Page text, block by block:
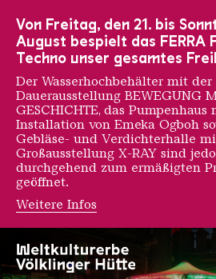
Von Freitag, den 21. bis
August bespielt das FERRA
Techno unser gesamtes
Der Wasserhochbehälter mit der
Dauerausstellung BEWEGUNG
GESCHICHTE, das
Installation von Emeka Ogboh
Gebläse- und Verdichterhalle
Großausstellung X-RAY sind
durchgehend zum ermäßigten
geöffnet.
Weitere Infos